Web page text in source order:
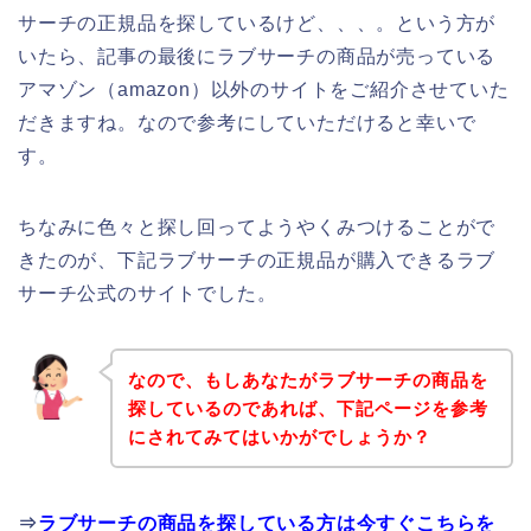
サーチの正規品を探しているけど、、、。という方が
いたら、記事の最後にラブサーチの商品が売っている
アマゾン（amazon）以外のサイトをご紹介させていた
だきますね。なので参考にしていただけると幸いで
す。
ちなみに色々と探し回ってようやくみつけることがで
きたのが、下記ラブサーチの正規品が購入できるラブ
サーチ公式のサイトでした。
なので、もしあなたがラブサーチの商品を
探しているのであれば、下記ページを参考
にされてみてはいかがでしょうか？
⇒ラブサーチの商品を探している方は今すぐこちらを